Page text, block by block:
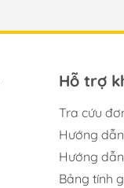
Hỗ trợ
Tra cứu
Hướng
Hướng
Bảng tính